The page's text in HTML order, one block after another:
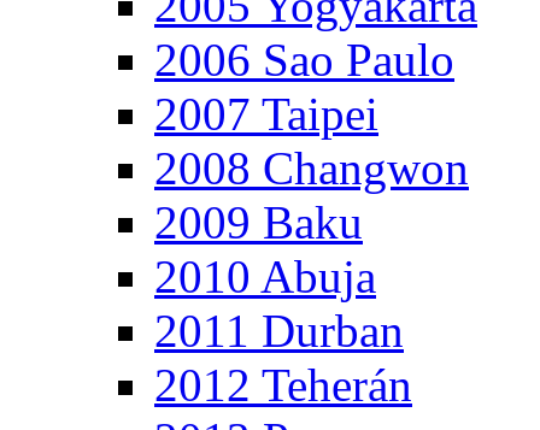
2006 Sao Paulo
2007 Taipei
2008 Changwon
2009 Baku
2010 Abuja
2011 Durban
2012 Teherán